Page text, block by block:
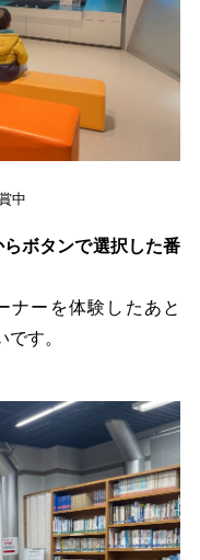
中
ボタンで選択した番
ナーを体験したあと
す。